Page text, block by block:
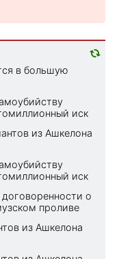
в большую
иск
из Ашкелона
иск
о
проливе
из Ашкелона